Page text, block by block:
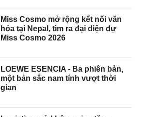
Miss Cosmo mở rộng kết nối văn
hóa tại Nepal, tìm ra đại diện dự
Miss Cosmo 2026
LOEWE ESENCIA - Ba phiên bản,
một bản sắc nam tính vượt thời
gian